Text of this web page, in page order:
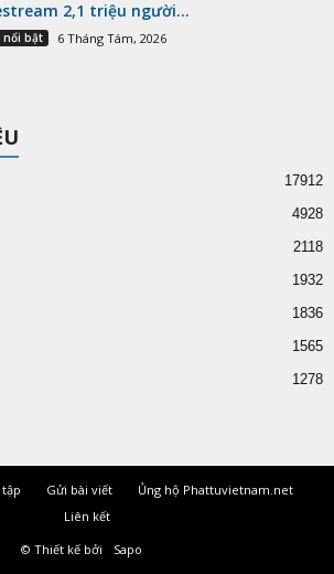
2,1 triệu người...
nổi bật 6 Tháng Tám, 2026
17912
4928
2118
1932
1836
1565
1278
Gửi bài viết
Ủng hộ Phattuvietnam.net
Liên kết
© Thiết kế bởi
Sapo